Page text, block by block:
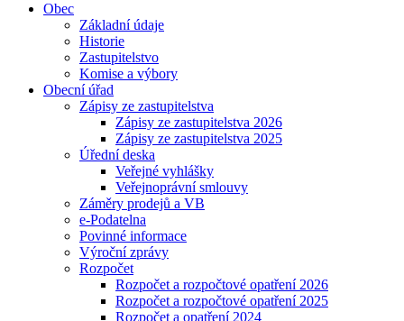
Obec
Základní údaje
Historie
Zastupitelstvo
Komise a výbory
Obecní úřad
Zápisy ze zastupitelstva
Zápisy ze zastupitelstva 2026
Zápisy ze zastupitelstva 2025
Úřední deska
Veřejné vyhlášky
Veřejnoprávní smlouvy
Záměry prodejů a VB
e-Podatelna
Povinné informace
Výroční zprávy
Rozpočet
Rozpočet a rozpočtové opatření 2026
Rozpočet a rozpočtové opatření 2025
Rozpočet a opatření 2024